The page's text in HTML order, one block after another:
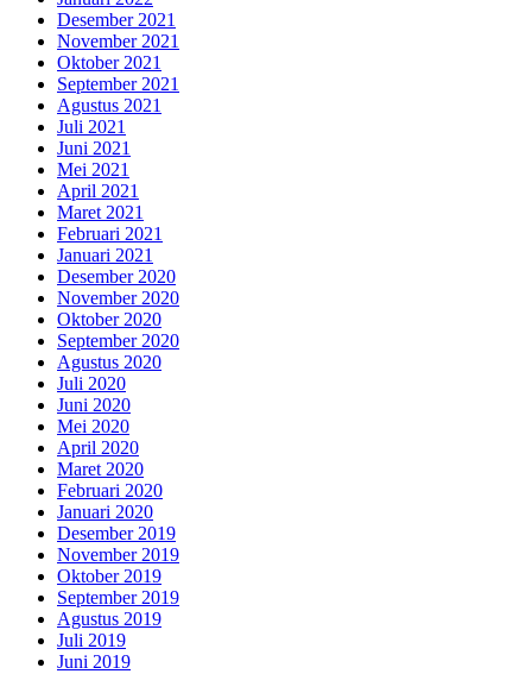
Desember 2021
November 2021
Oktober 2021
September 2021
Agustus 2021
Juli 2021
Juni 2021
Mei 2021
April 2021
Maret 2021
Februari 2021
Januari 2021
Desember 2020
November 2020
Oktober 2020
September 2020
Agustus 2020
Juli 2020
Juni 2020
Mei 2020
April 2020
Maret 2020
Februari 2020
Januari 2020
Desember 2019
November 2019
Oktober 2019
September 2019
Agustus 2019
Juli 2019
Juni 2019